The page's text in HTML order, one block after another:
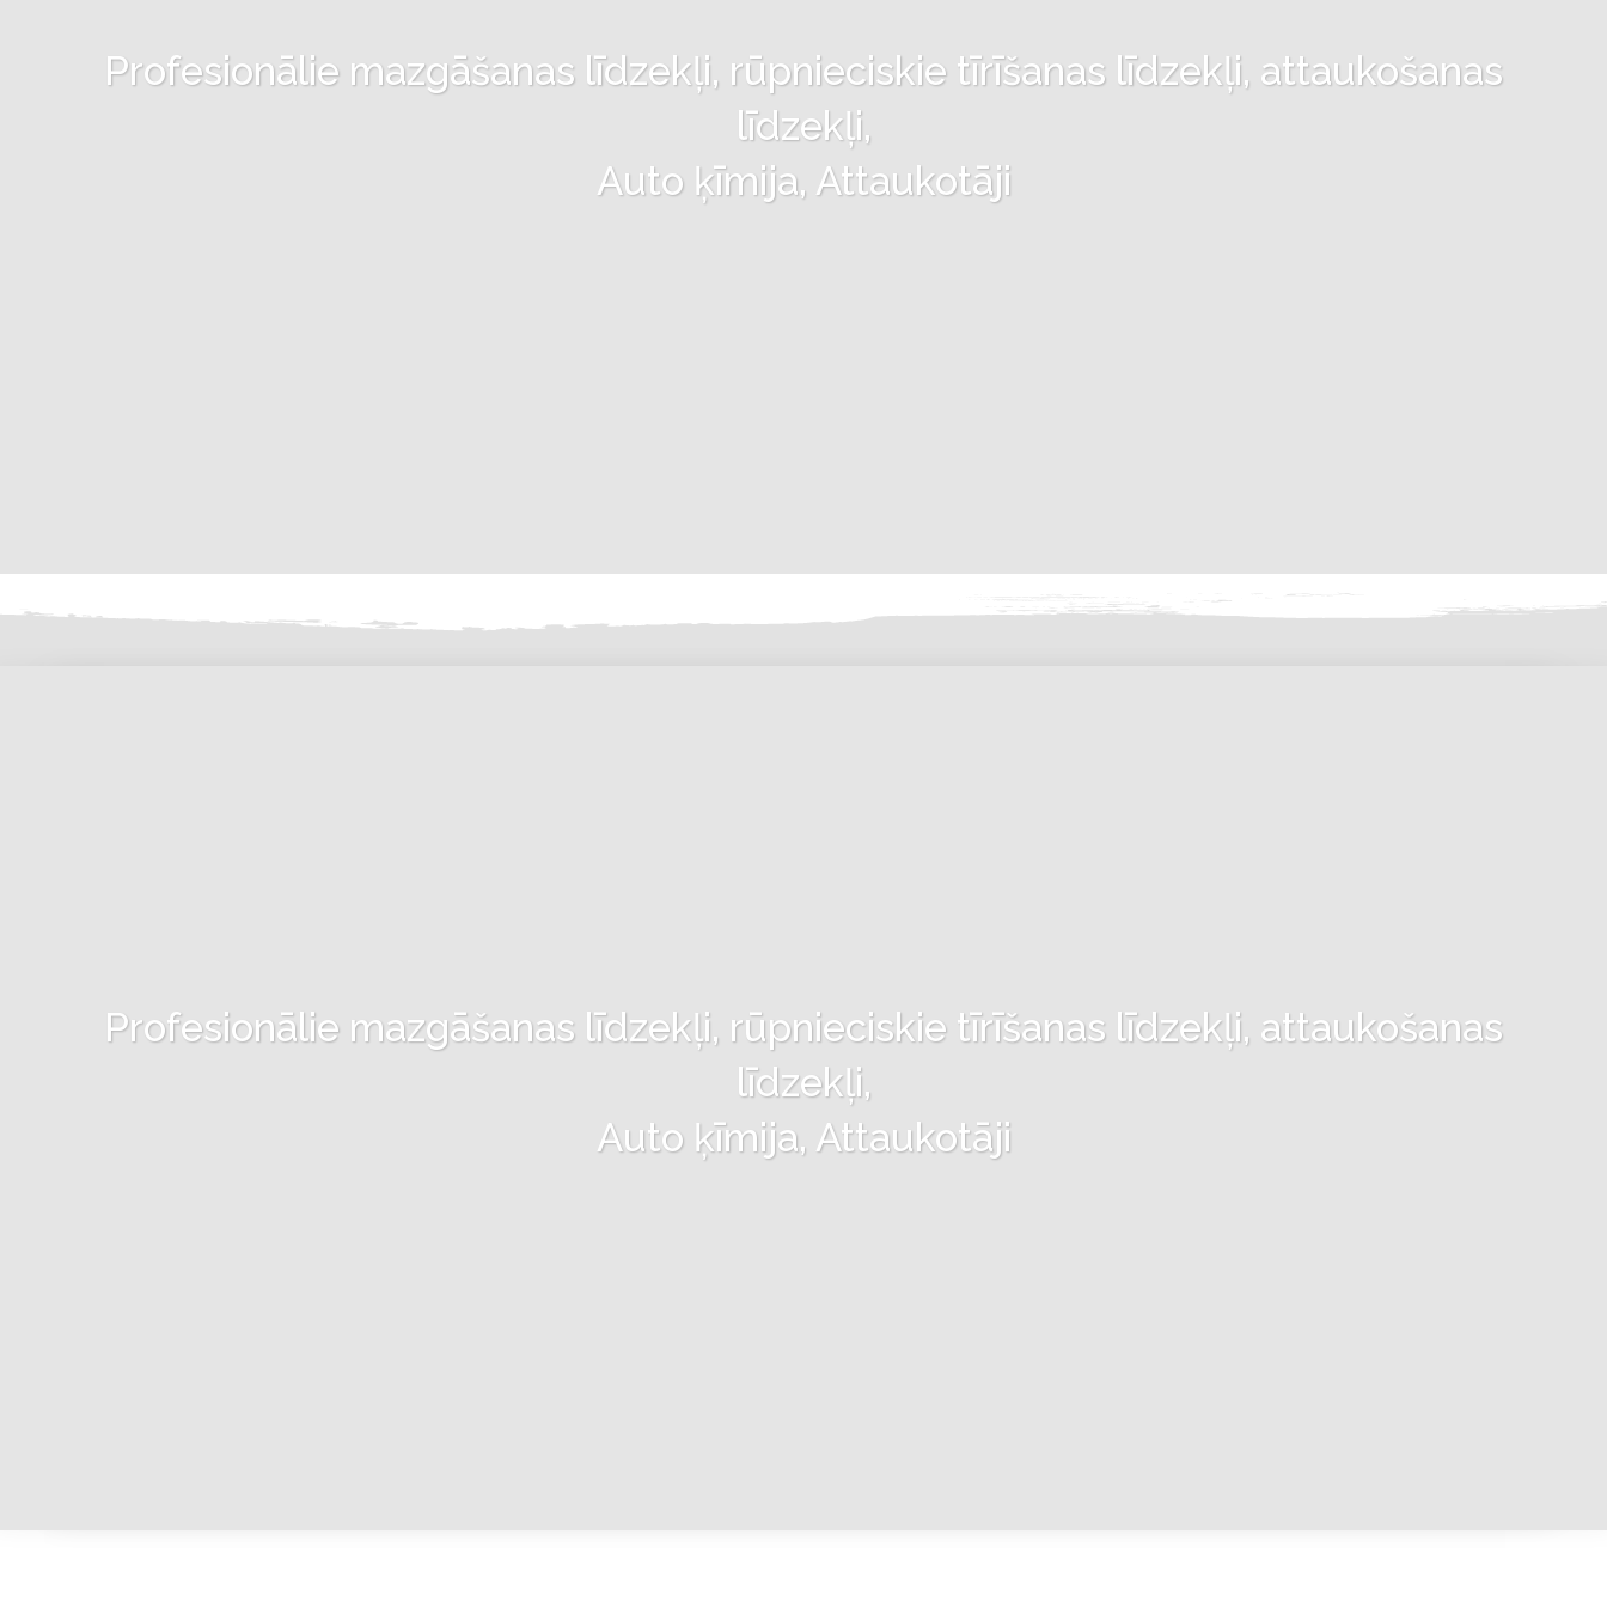
Profesionālie mazgāšanas līdzekļi, rūpnieciskie tīrīšanas līdzekļi, attaukošanas
līdzekļi,
Auto ķīmija, Attaukotāji
Profesionālie mazgāšanas līdzekļi, rūpnieciskie tīrīšanas līdzekļi, attaukošanas
līdzekļi,
Auto ķīmija, Attaukotāji